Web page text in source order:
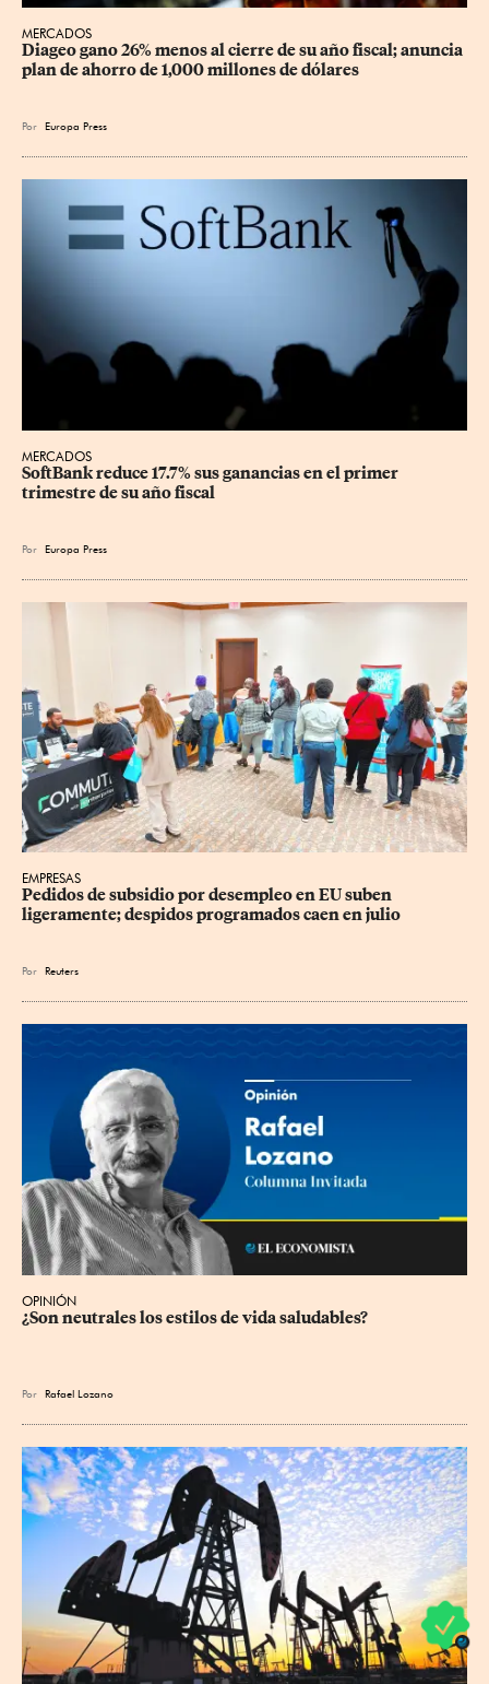
MERCADOS
Diageo gano 26% menos al cierre de su año fiscal; anuncia
plan de ahorro de 1,000 millones de dólares
Por Europa Press
MERCADOS
SoftBank reduce 17.7% sus ganancias en el primer
trimestre de su año fiscal
Por Europa Press
EMPRESAS
Pedidos de subsidio por desempleo en EU suben
ligeramente; despidos programados caen en julio
Por Reuters
OPINIÓN
¿Son neutrales los estilos de vida saludables?
Por Rafael Lozano